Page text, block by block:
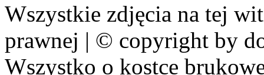
Wszystkie zdjęcia na tej
prawnej | © copyright by
Wszystko o kostce